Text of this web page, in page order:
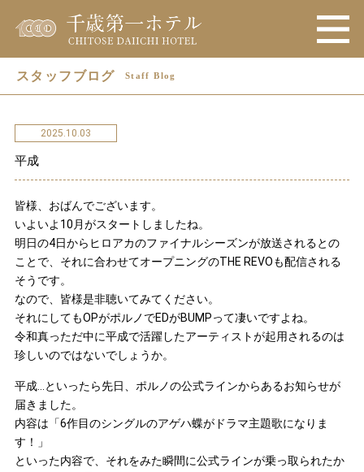
スタッフブログ Staff Blog
2025.10.03
平成
皆様、おばんでございます。
いよいよ10月がスタートしましたね。
明日の4日からヒロアカのファイナルシーズンが放送されるとの
ことで、それに合わせてオープニングのTHE REVOも配信される
そうです。
なので、皆様是非聴いてみてください。
それにしてもOPがポルノでEDがBUMPって凄いですよね。
令和真っただ中に平成で活躍したアーティストが起用されるのは
珍しいのではないでしょうか。
平成…といったら先日、ポルノの公式ラインからあるお知らせが
届きました。
内容は「6作目のシングルのアゲハ蝶がドラマ主題歌になりま
す！」
といった内容で、それをみた瞬間に公式ラインが乗っ取られたか